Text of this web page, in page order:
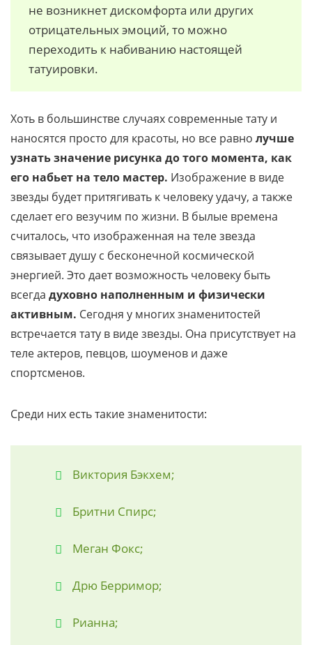
не возникнет дискомфорта или других
отрицательных эмоций, то можно
переходить к набиванию настоящей
татуировки.
Хоть в большинстве случаях современные тату и
наносятся просто для красоты, но все равно лучше
узнать значение рисунка до того момента, как
его набьет на тело мастер. Изображение в виде
звезды будет притягивать к человеку удачу, а также
сделает его везучим по жизни. В былые времена
считалось, что изображенная на теле звезда
связывает душу с бесконечной космической
энергией. Это дает возможность человеку быть
всегда духовно наполненным и физически
активным. Сегодня у многих знаменитостей
встречается тату в виде звезды. Она присутствует на
теле актеров, певцов, шоуменов и даже
спортсменов.
Среди них есть такие знаменитости:
Виктория Бэкхем;
Бритни Спирс;
Меган Фокс;
Дрю Берримор;
Рианна;